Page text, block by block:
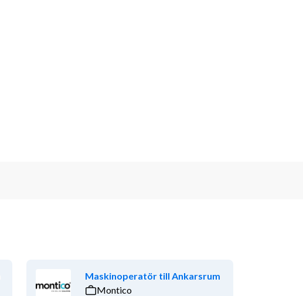
Maskinoperatör till Ankarsrum
Montico